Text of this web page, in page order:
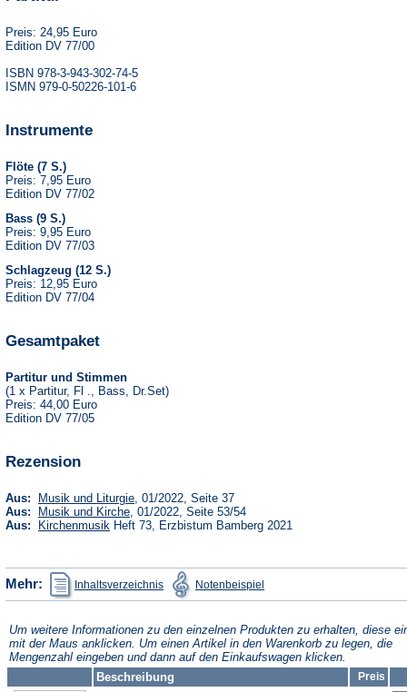
Preis: 24,95 Euro
Edition DV 77/00
ISBN 978-3-943-302-74-5
ISMN 979-0-50226-101-6
Instrumente
Flöte (7 S.)
Preis: 7,95 Euro
Edition DV 77/02
Bass (9 S.)
Preis: 9,95 Euro
Edition DV 77/03
Schlagzeug (12 S.)
Preis: 12,95 Euro
Edition DV 77/04
Gesamtpaket
Partitur und Stimmen
(1 x Partitur, Fl ., Bass, Dr.Set)
Preis: 44,00 Euro
Edition DV 77/05
Rezension
Aus: Musik und Liturgie(Öffnet
in
einem
neuen
, 01/2022, Seite 37
Aus:
Musik und Kirche(Öffnet
in
, 01/2022, Seite 53/54
Aus:
Kirchenmusik (Öffnet
Heft 73, Erzbistum Bamberg 2021
Mehr: Inhaltsverzeichnis
(Öffnet
in
einem
Tab)
Notenbeispiel in
einem
Tab)
Um weitere Informationen zu den einzelnen Produkten zu erhalten, diese
mit der Maus anklicken. Um einen Artikel in den Warenkorb zu legen, die
Mengenzahl eingeben und dann auf den Einkaufswagen klicken.
Beschreibung
Preis